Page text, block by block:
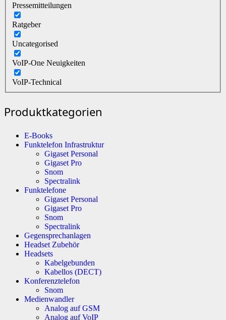
Pressemitteilungen
Ratgeber
Uncategorised
VoIP-One Neuigkeiten
VoIP-Technical
Produktkategorien
E-Books
Funktelefon Infrastruktur
Gigaset Personal
Gigaset Pro
Snom
Spectralink
Funktelefone
Gigaset Personal
Gigaset Pro
Snom
Spectralink
Gegensprechanlagen
Headset Zubehör
Headsets
Kabelgebunden
Kabellos (DECT)
Konferenztelefon
Snom
Medienwandler
Analog auf GSM
Analog auf VoIP